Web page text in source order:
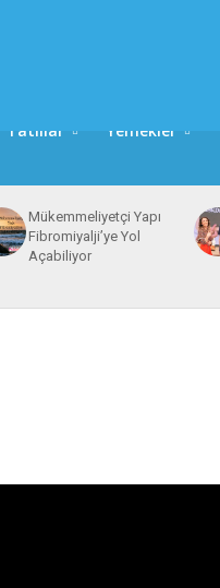
Tatlılar Yemekler
Mükemmeliyetçi Yapı
Fibromiyalji’ye Yol
Açabiliyor